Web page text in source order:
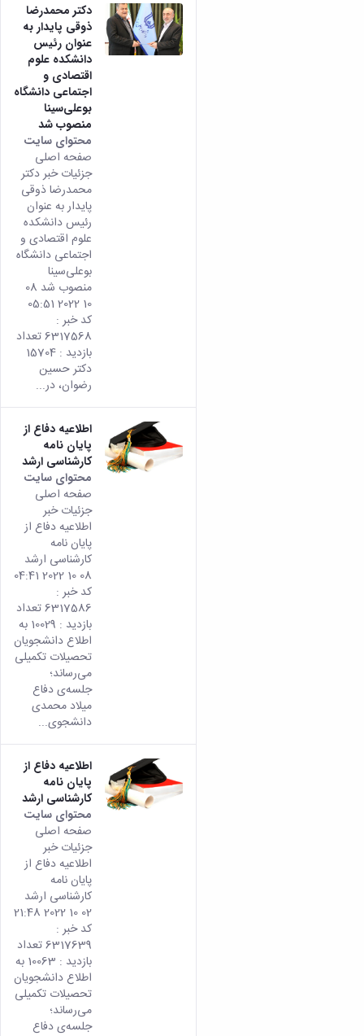
دکتر محمدرضا
ذوقی پایدار به
عنوان رئیس
دانشکده علوم
اقتصادی و
اجتماعی دانشگاه
بوعلی‌سینا
منصوب شد
محتوای سایت
صفحه اصلی
جزئیات خبر دکتر
محمدرضا ذوقی
پایدار به عنوان
رئیس دانشکده
علوم اقتصادی و
اجتماعی دانشگاه
بوعلی‌سینا
منصوب شد 08
10 2022 05:51
کد خبر :
6317568 تعداد
بازدید : 15704
دکتر حسین
رضوان، در...
اطلاعیه دفاع از
پایان نامه
کارشناسی ارشد
محتوای سایت
صفحه اصلی
جزئیات خبر
اطلاعیه دفاع از
پایان نامه
کارشناسی ارشد
08 10 2022 04:41
کد خبر :
6317586 تعداد
بازدید : 10029 به
اطلاع دانشجویان
تحصیلات تکمیلی
می­‌رساند؛
جلسه‌ی‌ دفاع
میلاد محمدی
دانشجوی...
اطلاعیه دفاع از
پایان نامه
کارشناسی ارشد
محتوای سایت
صفحه اصلی
جزئیات خبر
اطلاعیه دفاع از
پایان نامه
کارشناسی ارشد
02 10 2022 21:48
کد خبر :
6317639 تعداد
بازدید : 10063 به
اطلاع دانشجویان
تحصیلات تکمیلی
می­‌رساند؛
جلسه‌ی‌ دفاع